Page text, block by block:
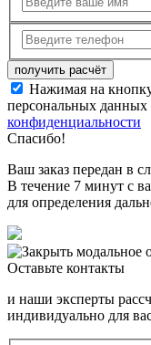
Нажимая на
персональных данных
конфиденциальности
Спасибо!
Ваш заказ передан в
В течение 7 минут с
для определения
Оставьте контакты
и наши эксперты
индивидуально для